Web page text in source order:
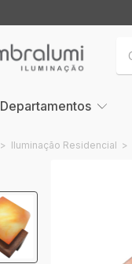
Departamentos
> Iluminação Residencial >